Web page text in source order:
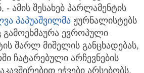
ამის შესახებ პარლამენტის
პაპუაშვილმა ჟურნალისტებს
გამოეხმაურა ევროპული
შარლ მიშელის განცხადებას,
ჩატარებული არჩევნების
ეჭვები არსებობს,